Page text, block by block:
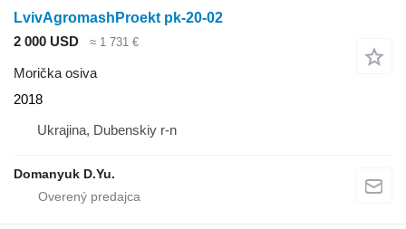
LvivAgromashProekt pk-20-02
2 000 USD
≈ 1 731 €
Morička osiva
2018
Ukrajina, Dubenskiy r-n
Domanyuk D.Yu.